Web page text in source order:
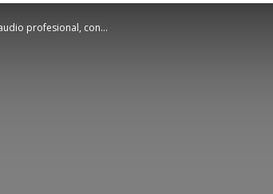
profesional, con...